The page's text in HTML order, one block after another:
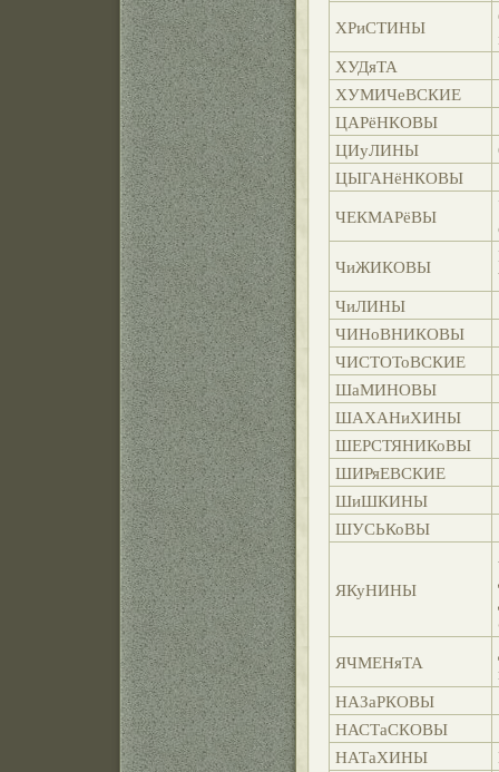
ХРиСТИНЫ
ХУДяТА
ХУМИЧеВСКИЕ
ЦАРёНКОВЫ
ЦИуЛИНЫ
ЦЫГАНёНКОВЫ
ЧЕКМАРёВЫ
ЧиЖИКОВЫ
ЧиЛИНЫ
ЧИНоВНИКОВЫ
ЧИСТОТоВСКИЕ
ШаМИНОВЫ
ШАХАНиХИНЫ
ШЕРСТЯНИКоВЫ
ШИРяЕВСКИЕ
ШиШКИНЫ
ШУСЬКоВЫ
ЯКуНИНЫ
ЯЧМЕНяТА
НАЗаРКОВЫ
НАСТаСКОВЫ
НАТаХИНЫ